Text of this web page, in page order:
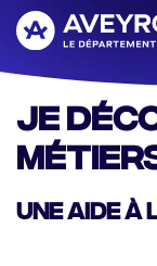
Aller
au
contenu
principal
Je
Une aide